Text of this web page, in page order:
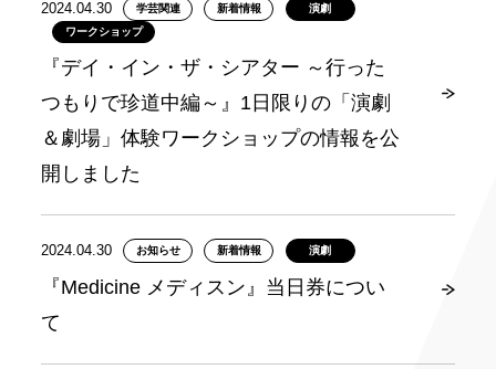
2024.04.30 学芸関連 新着情報
演劇
ワークショップ
『デイ・イン・ザ・シアター ～行った
つもりで珍道中編～』1日限りの「演劇
＆劇場」体験ワークショップの情報を公
開しました
2024.04.30 お知らせ 新着情報 演劇
『Medicine メディスン』当日券につい
て